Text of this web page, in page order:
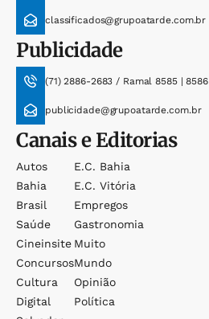
classificados@grupoatarde.com.br
Publicidade
(71) 2886-2683 / Ramal 8585 | 8586
publicidade@grupoatarde.com.br
Canais e Editorias
Autos
Bahia
Brasil
Saúde
Cineinsite
Concursos
Cultura
Digital
E.c. Bahia
E.c. Vitória
Empregos
Gastronomia
Muito
Mundo
Opinião
Política